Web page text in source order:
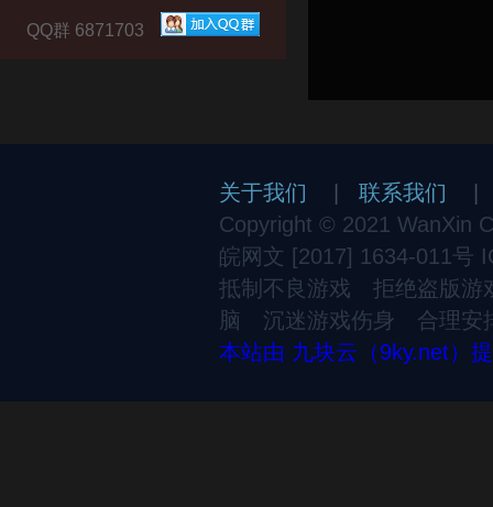
QQ群 6871703
关于我们 联系我们
Copyright © 2021 WanXin
皖网文 [2017] 1634-011号
抵制不良游戏 拒绝盗版
脑 沉迷游戏伤身 合理安
本站由 九块云（9ky.net）